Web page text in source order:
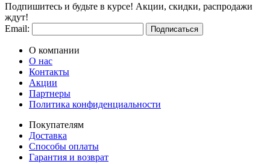
Подпишитесь и будьте в курсе! Акции, скидки, распродажи
ждут!
Email:
Подписаться
О компании
О нас
Контакты
Акции
Партнеры
Политика конфиденциальности
Покупателям
Доставка
Способы оплаты
Гарантия и возврат